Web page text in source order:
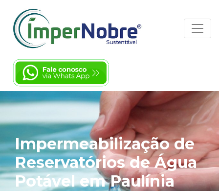
Impermeabilização de
Reservatórios de Água
Potável em Paulínia